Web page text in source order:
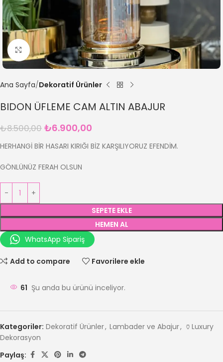
Büyütmek için tıklayın
Ana Sayfa Dekoratif Ürünler
BIDON ÜFLEME CAM ALTIN ABAJUR
₺8.500,00 ₺6.900,00
HERHANGİ BİR HASARI KIRIĞI BİZ KARŞILIYORUZ EFENDİM.
GÖNLÜNÜZ FERAH OLSUN
SEPETE EKLE
HEMEN AL
WhatsApp Sipariş
Add to compare Favorilere ekle
61 Şu anda bu ürünü inceliyor.
Kategoriler: Dekoratif Ürünler, Lambader ve Abajur, 🏺Luxury
Dekorasyon
Paylaş: